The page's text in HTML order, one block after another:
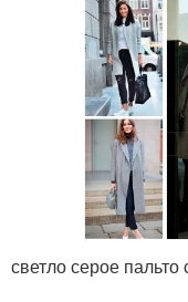
светло серое пальто